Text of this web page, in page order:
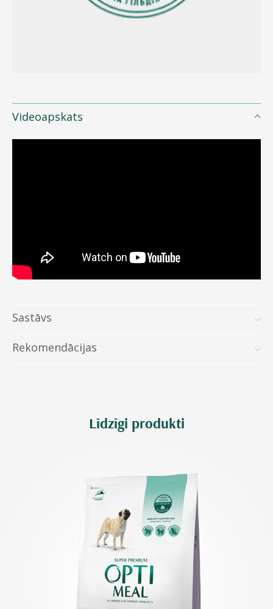
Videoapskats
Sastāvs
Rekomendācijas
Līdzīgi produkti